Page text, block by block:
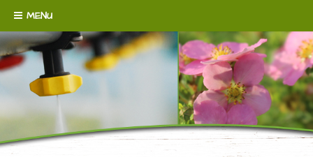
MENU
Skip to content
BAUMSCHULE
BROERMANN
WENN´S UM BODENDECKER GEHT!